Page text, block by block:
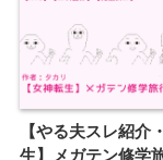
【やる夫スレ紹介
生】メガテン修学